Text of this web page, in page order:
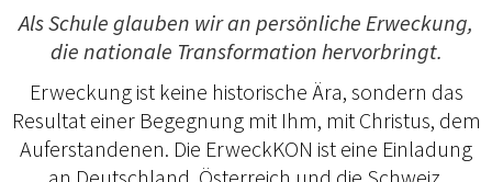
Als Schule glauben wir an persönliche Erweckung,
die nationale Transformation hervorbringt.
Erweckung ist keine historische Ära, sondern das
Resultat einer Begegnung mit Ihm, mit Christus, dem
Auferstandenen. Die ErweckKON ist eine Einladung